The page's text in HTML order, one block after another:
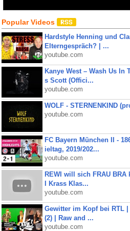
Popular Videos
Hardstyle Henning und
Elterngespräch? | ...
youtube.com
Kanye West – Wash Us In
s Scott (Offici...
youtube.com
WOLF - STERNENKIND
youtube.com
FC Bayern München II -
ieltag, 2019/202...
youtube.com
REWI will sich FRAU BRA
I Krass Klas...
youtube.com
Gewitter im Kopf bei RTL
(2) | Raw and ...
youtube.com